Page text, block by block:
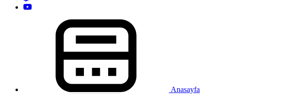
Anasayfa